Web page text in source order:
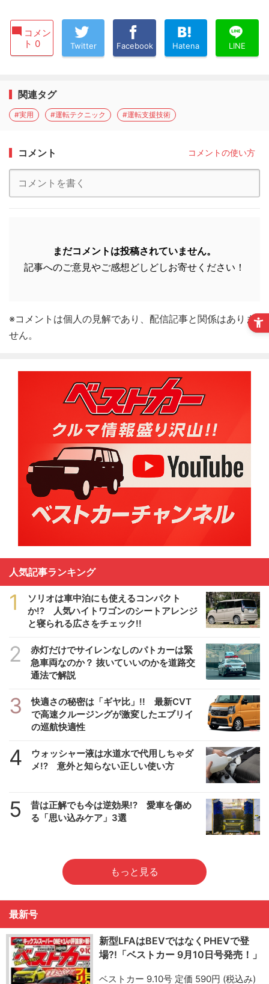
コメン
ト 0
Twitter Facebook Hatena LINE
関連タグ
#実用 #運転テクニック #運転支援技術
コメント コメントの使い方
まだコメントは投稿されていません。
記事へのご意見やご感想どしどしお寄せください！
※コメントは個人の見解であり、配信記事と関係はありま
せん。
人気記事ランキング
1
ソリオは車中泊にも使えるコンパクト
か!? 人気ハイトワゴンのシートアレンジ
と寝られる広さをチェック!!
2
赤灯だけでサイレンなしのパトカーは緊
急車両なのか？ 抜いていいのかを道路交
通法で解説
3
快適さの秘密は「ギヤ比」!! 最新CVT
で高速クルージングが激変したエブリイ
の巡航快適性
4
ウォッシャー液は水道水で代用しちゃダ
メ!? 意外と知らない正しい使い方
5
昔は正解でも今は逆効果!? 愛車を傷め
る「思い込みケア」3選
もっと見る
最新号
新型LFAはBEVではなくPHEVで登
場?!「ベストカー 9月10日号発売！」
ベストカー 9.10号 定価 590円 (税込み)